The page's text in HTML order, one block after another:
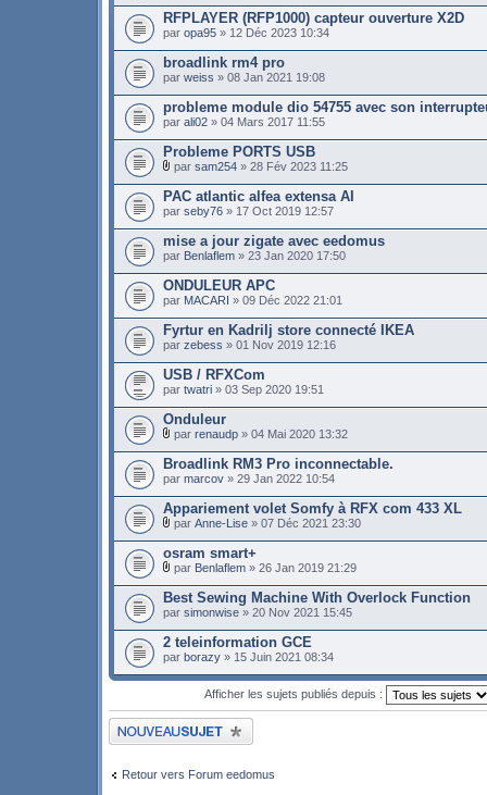
RFPLAYER (RFP1000) capteur ouverture X2D
par opa95 » 12 Déc 2023 10:34
broadlink rm4 pro
par weiss » 08 Jan 2021 19:08
probleme module dio 54755 avec son
par ali02 » 04 Mars 2017 11:55
Probleme PORTS USB
par sam254 » 28 Fév 2023 11:25
PAC atlantic alfea extensa AI
par seby76 » 17 Oct 2019 12:57
mise a jour zigate avec eedomus
par Benlaflem » 23 Jan 2020 17:50
ONDULEUR APC
par MACARI » 09 Déc 2022 21:01
Fyrtur en Kadrilj store connecté IKEA
par zebess » 01 Nov 2019 12:16
USB / RFXCom
par twatri » 03 Sep 2020 19:51
Onduleur
par renaudp » 04 Mai 2020 13:32
Broadlink RM3 Pro inconnectable.
par marcov » 29 Jan 2022 10:54
Appariement volet Somfy à RFX com 433 XL
par Anne-Lise » 07 Déc 2021 23:30
osram smart+
par Benlaflem » 26 Jan 2019 21:29
Best Sewing Machine With Overlock Function
par simonwise » 20 Nov 2021 15:45
2 teleinformation GCE
par borazy » 15 Juin 2021 08:34
Afficher les sujets publiés depuis :
Publier un nouveau sujet
Retour vers Forum eedomus